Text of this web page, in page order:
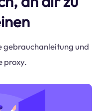
und
proxy.